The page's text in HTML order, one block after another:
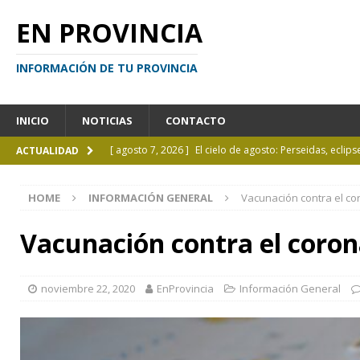
EN PROVINCIA
INFORMACIÓN DE TU PROVINCIA
INICIO NOTICIAS CONTACTO
ACTUALIDAD [ agosto 7, 2026 ] El cielo de agosto: Perseidas,
[ agosto 6, 2026 ] Calendario de eventos turísticos en
[ agosto 6, 2026 ]
La UCALP incorpora la
HOME INFORMACIÓN GENERAL Vacunación contra el
Vacunación contra el
noviembre 22, 2020 EnProvincia Información General